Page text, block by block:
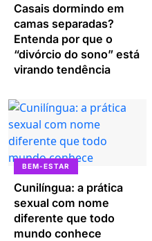
Casais dormindo em
camas separadas?
Entenda por que o
“divórcio do sono” está
virando tendência
BEM-ESTAR
Cunilíngua: a prática
sexual com nome
diferente que todo
mundo conhece